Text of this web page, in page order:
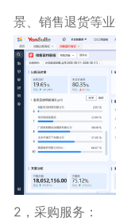
景、销售退货等业
2，采购服务：